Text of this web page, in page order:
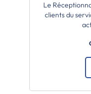
Le
clients du